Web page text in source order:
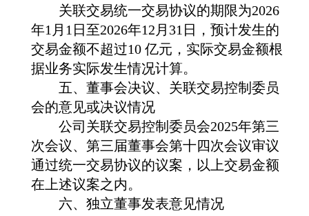
关联交易统一交易协议的期限为2026
年1月1日至2026年12 月 31 日，预计发生的
交易金额不超过10 亿元， 实际交易金额根
据业务实际发生情况计算。
五、董事会决议、关联交易控制委员
会的意见或决议情况
公司关联交易控制委员会2025年第三
次会议、第三届董事会第十四次会议审议
通过统一交易协议的议案，以上交易金额
在上述议案之内。
六、独立董事发表意见情况